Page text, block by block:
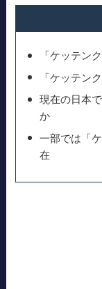
「ケッテン
「ケッテン
現在の日本
か
一部では「
在